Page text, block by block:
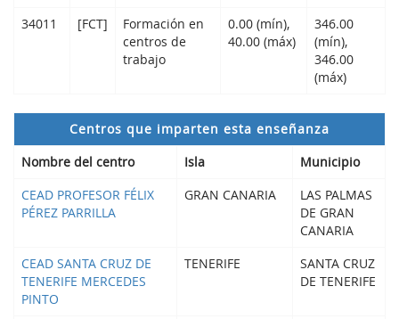
34011
[FCT]
Formación en
centros de
trabajo
0.00 (mín),
40.00 (máx)
346.00
(mín),
346.00
(máx)
Centros que imparten esta enseñanza
Nombre del centro
Isla
Municipio
CEAD PROFESOR FÉLIX
PÉREZ PARRILLA
GRAN CANARIA
LAS PALMAS
DE GRAN
CANARIA
CEAD SANTA CRUZ DE
TENERIFE MERCEDES
PINTO
TENERIFE
SANTA CRUZ
DE TENERIFE